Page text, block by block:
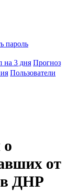
пароль
на 3 дня Прогноз
Пользователи
от
в ДНР